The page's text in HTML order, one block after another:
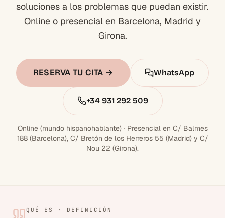
soluciones a los problemas que puedan existir.
Online o presencial en Barcelona, Madrid y
Girona.
RESERVA TU CITA → WhatsApp
+34 931 292 509
Online (mundo hispanohablante) · Presencial en C/ Balmes
188 (Barcelona), C/ Bretón de los Herreros 55 (Madrid) y C/
Nou 22 (Girona).
QUÉ ES · DEFINICIÓN